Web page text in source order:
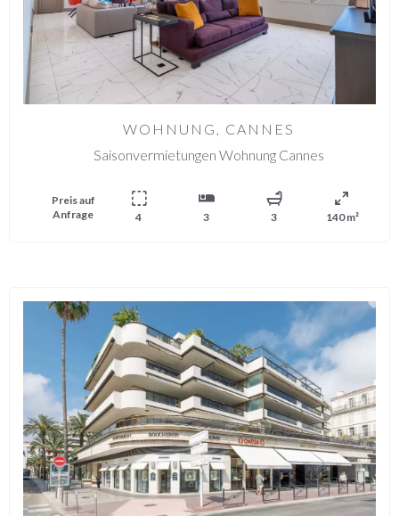
WOHNUNG, CANNES
Saisonvermietungen Wohnung Cannes
Preis auf
Anfrage
4 3 3 140 m²